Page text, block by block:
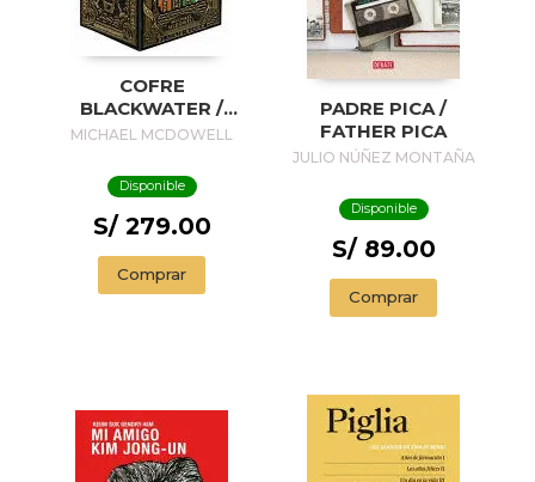
COFRE
BLACKWATER /
BLACKWATER
MICHAEL MCDOWELL
Disponible
S/ 279.00
Comprar
PADRE PICA /
FATHER PICA
JULIO NÚÑEZ MONTAÑA
Disponible
S/ 89.00
Comprar